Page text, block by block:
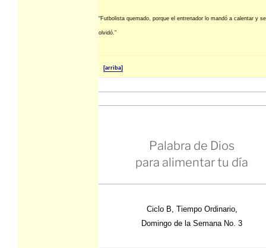
“Futbolista quemado, porque el entrenador lo mandó a calentar y
olvidó.”
[arriba]
Palabra de Dios
para alimentar tu día
Ciclo B, Tiempo Ordinario,
Domingo de la Semana No. 3